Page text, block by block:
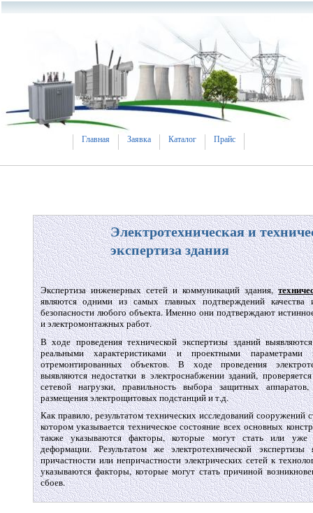
Главная Заявка Каталог Прайс
Электротехническая и
экспертиза здания
Экспертиза инженерных сетей и коммуникаций здания,
являются одними из самых главных подтверждений качества
безопасности любого объекта. Именно они подтверждают
и электромонтажных работ.
В ходе проведения технической экспертизы зданий
реальными характеристиками и проектными
отремонтированных объектов. В ходе проведения
выявляются недостатки в электроснабжении зданий,
сетевой нагрузки, правильность выбора защитных
размещения электрощитовых подстанций и т.д.
Как правило, результатом технических исследований сооружений
котором указывается техническое состояние всех основных
также указываются факторы, которые могут стать или
деформации. Результатом же электротехнической экспертизы
причастности или непричастности электрических сетей к
указываются факторы, которые могут стать причиной
сбоев.